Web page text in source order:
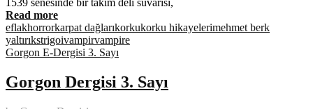
Read more
eflakhorrorkarpat dağlarıkorkukorku hikayelerimehmet berk
yaltırıkstrigoivampirvampire
Gorgon E-Dergisi 3. Sayı
Gorgon Dergisi 3. Sayı